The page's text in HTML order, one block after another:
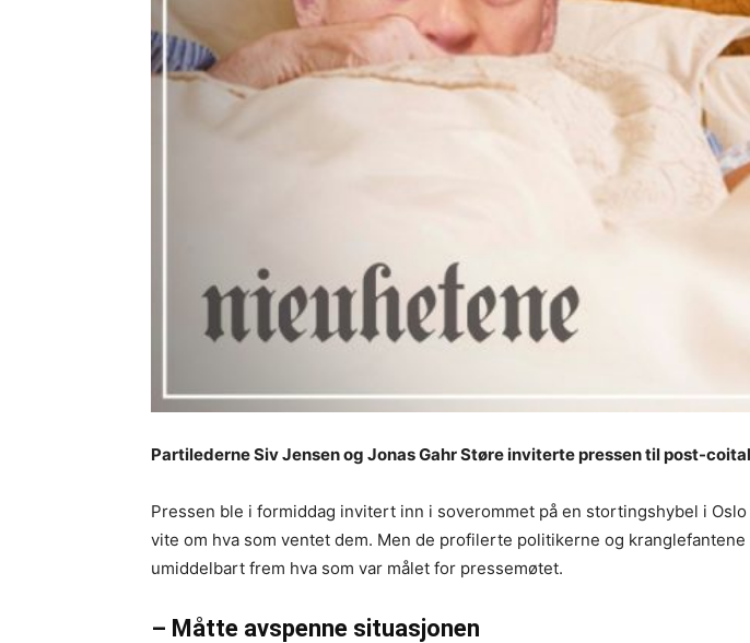
Partilederne Siv Jensen og Jonas Gahr Støre inviterte pressen til post-
Pressen ble i formiddag invitert inn i soverommet på en stortingshybel i
vite om hva som ventet dem. Men de profilerte politikerne og
umiddelbart frem hva som var målet for pressemøtet.
– Måtte avspenne situasjonen